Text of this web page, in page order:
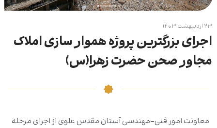
۲۳ اردیبهشت ۱۴۰۳
اجرای بزرگترین پروژه هموار سازی املاک
مجاور صحن حضرت زهرا(س)
معاونت امور فنی-مهندسی آستان مقدس علوی از اجرای مرحله